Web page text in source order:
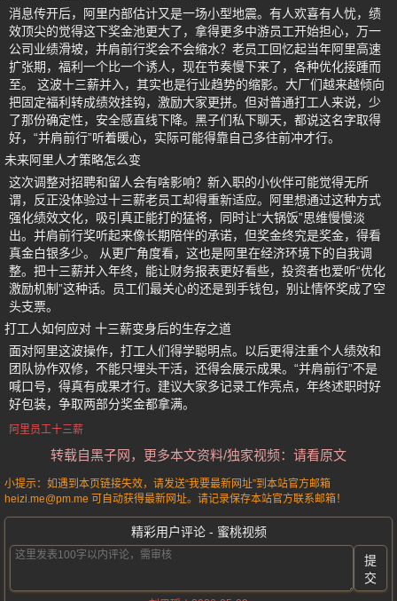
消息传开后，阿里内部估计又是一场小型地震。有人欢喜有人忧，绩
效顶尖的觉得这下奖金池更大了，拿得更多中游员工开始担心，万一
公司业绩滑坡，并肩前行奖会不会缩水？老员工回忆起当年阿里高速
扩张期，福利一个比一个诱人，现在节奏慢下来了，各种优化接踵而
至。 这波十三薪并入，其实也是行业趋势的缩影。大厂们越来越倾向
把固定福利转成绩效挂钩，激励大家更拼。但对普通打工人来说，少
了那份确定性，安全感直线下降。黑子们私下聊天，都说这名字取得
好，“并肩前行”听着暖心，实际可能得靠自己多往前冲才行。
未来阿里人才策略怎么变
这次调整对招聘和留人会有啥影响？新入职的小伙伴可能觉得无所
谓，反正没体验过十三薪老员工却得重新适应。阿里想通过这种方式
强化绩效文化，吸引真正能打的猛将，同时让“大锅饭”思维慢慢淡
出。并肩前行奖听起来像长期陪伴的承诺，但奖金终究是奖金，得看
真金白银多少。 从更广角度看，这也是阿里在经济环境下的自我调
整。把十三薪并入年终，能让财务报表更好看些，投资者也爱听“优化
激励机制”这种话。员工们最关心的还是到手钱包，别让情怀奖成了空
头支票。
打工人如何应对 十三薪变身后的生存之道
面对阿里这波操作，打工人们得学聪明点。以后更得注重个人绩效和
团队协作双修，不能只埋头干活，还得会展示成果。“并肩前行”不是
喊口号，得真有成果才行。建议大家多记录工作亮点，年终述职时好
好包装，争取两部分奖金都拿满。
阿里员工十三薪
转载自黑子网，更多本文资料/独家视频：请看原文
小提示：如遇到本页链接失效，请发送“我要最新网址”到本站官方邮箱
heizi.me@pm.me 可自动获得最新网址。请记录保存本站官方联系邮箱！
精彩用户评论 - 蜜桃视频
提
交